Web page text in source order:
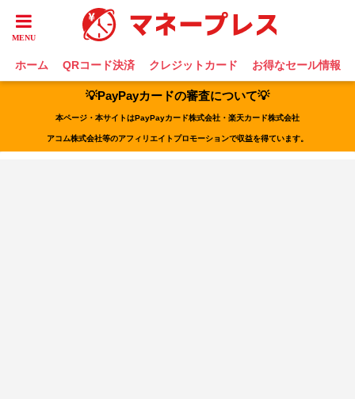
ホーム QRコード決済 クレジットカード お得なセール情報
💡PayPayカードの審査について💡
本ページ・本サイトはPayPayカード株式会社・楽天カード株式会社
アコム株式会社等のアフィリエイトプロモーションで収益を得ています。